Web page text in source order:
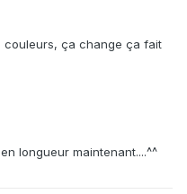
couleurs, ça change ça fait
longueur maintenant....^^